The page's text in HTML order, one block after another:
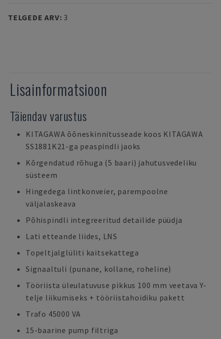
TELGEDE ARV: 3
Lisainformatsioon
Täiendav varustus
KITAGAWA õõneskinnitusseade koos KITAGAWA
SS1881K21-ga peaspindli jaoks
Kõrgendatud rõhuga (5 baari) jahutusvedeliku
süsteem
Hingedega lintkonveier, parempoolne
väljalaskeava
Põhispindli integreeritud detailide püüdja
Lati etteande liides, LNS
Topeltjalglüliti kaitsekattega
Signaaltuli (punane, kollane, roheline)
Tööriista üleulatuvuse pikkus 100 mm veetava Y-
telje liikumiseks + tööriistahoidiku pakett
Trafo 45000 VA
15-baarine pump filtriga